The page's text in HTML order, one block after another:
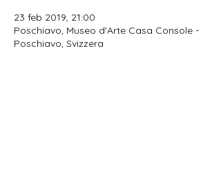
23 feb 2019, 21:00
Poschiavo, Museo d'Arte Casa Console -
Poschiavo, Svizzera